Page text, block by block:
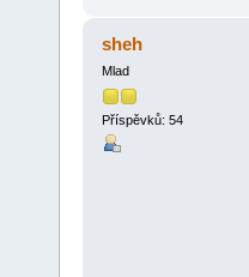
sheh
Mlad
Příspěvků: 54